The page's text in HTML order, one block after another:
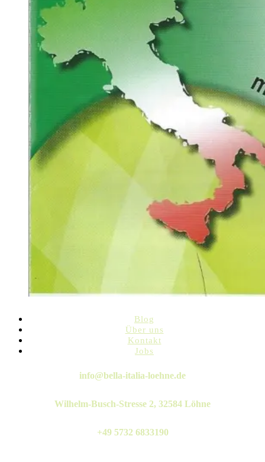
Blog
Über uns
Kontakt
Jobs
Twitter
Instagram
Pinterest
Linkedin
Whatsapp
info@bella-italia-loehne.de
Wilhelm-Busch-Stresse 2, 32584 Löhne
+49 5732 6833190